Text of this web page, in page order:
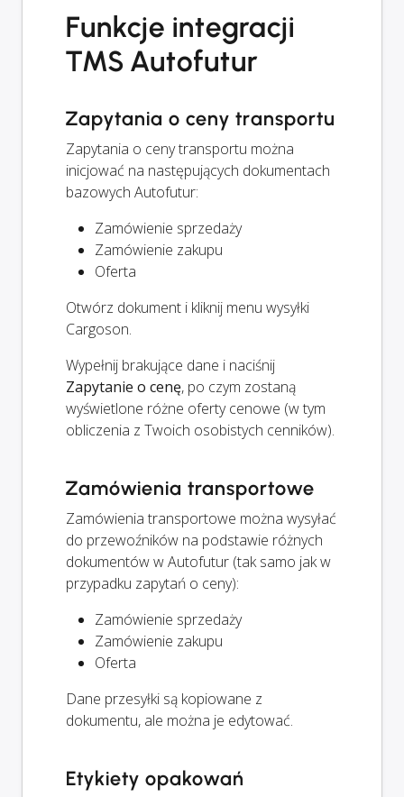
Funkcje integracji
TMS Autofutur
Zapytania o ceny transportu
Zapytania o ceny transportu można
inicjować na następujących dokumentach
bazowych Autofutur:
Zamówienie sprzedaży
Zamówienie zakupu
Oferta
Otwórz dokument i kliknij menu wysyłki
Cargoson.
Wypełnij brakujące dane i naciśnij
Zapytanie o cenę, po czym zostaną
wyświetlone różne oferty cenowe (w tym
obliczenia z Twoich osobistych cenników).
Zamówienia transportowe
Zamówienia transportowe można wysyłać
do przewoźników na podstawie różnych
dokumentów w Autofutur (tak samo jak w
przypadku zapytań o ceny):
Zamówienie sprzedaży
Zamówienie zakupu
Oferta
Dane przesyłki są kopiowane z
dokumentu, ale można je edytować.
Etykiety opakowań